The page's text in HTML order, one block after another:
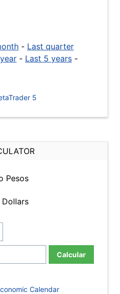
- Last quarter
- Last 5 years -
5
Pesos
Calcular
Calendar